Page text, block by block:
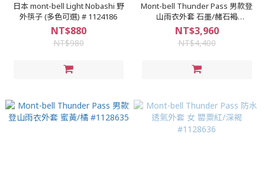
日本 mont-bell Light Nobashi 野
外筷子 (多色可選) # 1124186
NT$880
NT$980
Mont-bell Thunder Pass 男款登
山雨衣外套 石墨/赭石褐
#1128635
NT$3,960
NT$4,400